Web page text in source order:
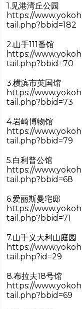
1.见港湾丘公园
https://
tail.php?bbid=182
2.山手111番馆
https://
tail.php?bbid=70
3.横滨市英国馆
https://
tail.php?bbid=73
4.岩崎博物馆
https://
tail.php?bbid=79
5.白利普公馆
https://
tail.php?bbid=68
6.爱丽斯曼宅邸
https://
tail.php?bbid=71
7.山手义大利山庭园
https://
tail.php?id=29
8.布拉夫18号馆
https://
tail.php?bbid=69